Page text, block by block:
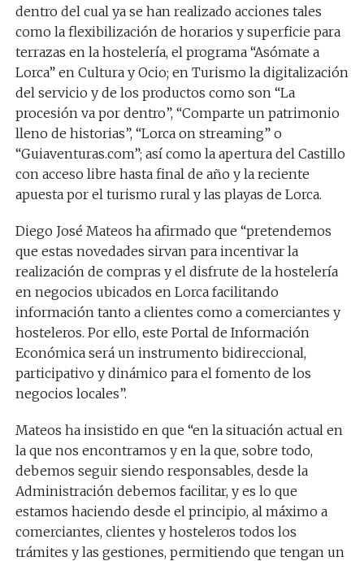
dentro del cual ya se han realizado acciones tales
como la flexibilización de horarios y superficie para
terrazas en la hostelería, el programa “Asómate a
Lorca” en Cultura y Ocio; en Turismo la digitalización
del servicio y de los productos como son “La
procesión va por dentro”, “Comparte un patrimonio
lleno de historias”, “Lorca on streaming” o
“Guiaventuras.com”; así como la apertura del Castillo
con acceso libre hasta final de año y la reciente
apuesta por el turismo rural y las playas de Lorca.
Diego José Mateos ha afirmado que “pretendemos
que estas novedades sirvan para incentivar la
realización de compras y el disfrute de la hostelería
en negocios ubicados en Lorca facilitando
información tanto a clientes como a comerciantes y
hosteleros. Por ello, este Portal de Información
Económica será un instrumento bidireccional,
participativo y dinámico para el fomento de los
negocios locales”.
Mateos ha insistido en que “en la situación actual en
la que nos encontramos y en la que, sobre todo,
debemos seguir siendo responsables, desde la
Administración debemos facilitar, y es lo que
estamos haciendo desde el principio, al máximo a
comerciantes, clientes y hosteleros todos los
trámites y las gestiones, permitiendo que tengan un